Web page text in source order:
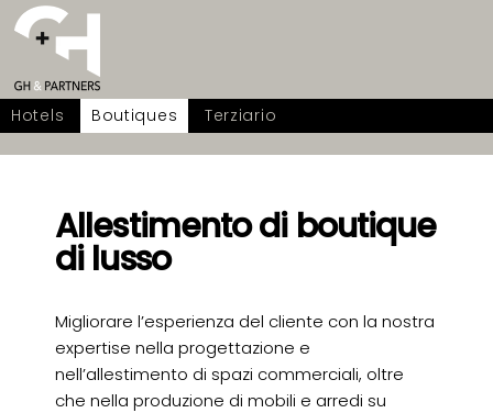
Hotels Boutiques Terziario
Allestimento di boutique
di lusso
Migliorare l’esperienza del cliente con la nostra
expertise nella progettazione e
nell’allestimento di spazi commerciali, oltre
che nella produzione di mobili e arredi su